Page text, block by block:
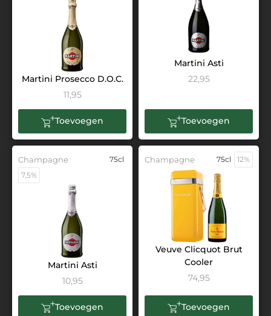
Martini Prosecco D.O.C.
11,95
Toevoegen
Martini Asti
22,95
Toevoegen
Champagne
75cl
7,5%
Martini Asti
10,95
Toevoegen
Champagne 75cl 12%
Veuve Clicquot Brut
Cooler
74,95
Toevoegen